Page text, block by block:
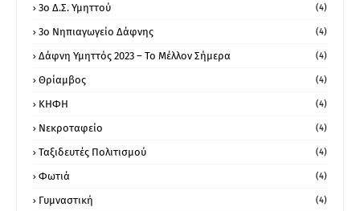
3ο Δ.Σ. Υμηττού (4)
3ο Νηπιαγωγείο Δάφνης (4)
Δάφνη Υμηττός 2023 – Το Μέλλον Σήμερα (4)
Θρίαμβος (4)
ΚΗΦΗ (4)
Νεκροταφείο (4)
Ταξιδευτές Πολιτισμού (4)
Φωτιά (4)
Γυμναστική (4)